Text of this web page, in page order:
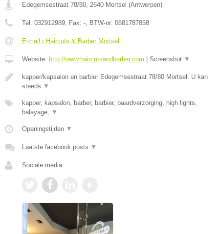
Edegemsestraat 78/80, 2640 Mortsel (Antwerpen)
Tel: 032912989, Fax: -, BTW-nr: 0681787858
E-mail › Haircuts & Barber Mortsel
Website: http://www.haircutsandbarber.com Screenshot ▼
kapper/kapsalon en barbier Edegemsestraat 78/80 Mortsel. U kan
steeds ▼
kapper, kapsalon, barber, barbier, baardverzorging, high lights,
balayage, ▼
Openingstijden ▼
Laatste facebook posts ▼
Sociale media: